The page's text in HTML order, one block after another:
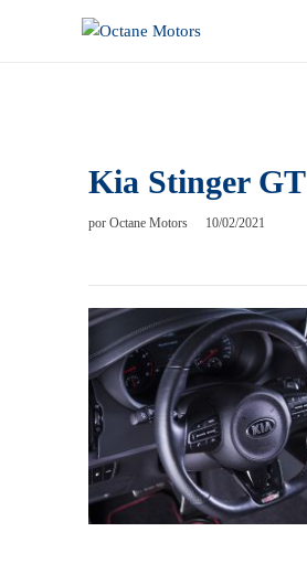
Kia Stinger GT
por Octane Motors
10/02/2021